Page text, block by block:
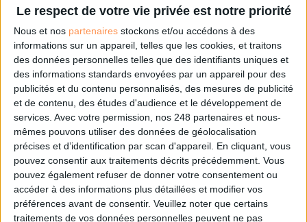
Le respect de votre vie privée est notre priorité
Nous et nos partenaires stockons et/ou accédons à des
informations sur un appareil, telles que les cookies, et traitons
des données personnelles telles que des identifiants uniques et
des informations standards envoyées par un appareil pour des
publicités et du contenu personnalisés, des mesures de publicité
et de contenu, des études d'audience et le développement de
services. Avec votre permission, nos 248 partenaires et nous-
mêmes pouvons utiliser des données de géolocalisation
précises et d’identification par scan d'appareil. En cliquant, vous
pouvez consentir aux traitements décrits précédemment. Vous
pouvez également refuser de donner votre consentement ou
accéder à des informations plus détaillées et modifier vos
préférences avant de consentir. Veuillez noter que certains
traitements de vos données personnelles peuvent ne pas
Intelligence Artificielle
Confiance Numérique
Connectez-vousou inscrivez-vouspour publier un commentaire
À LIRE SUR ARCHIMAG
Le plus beau but de tous les temps, signé Pelé,
reconstitué grâce à l'IA et aux archives